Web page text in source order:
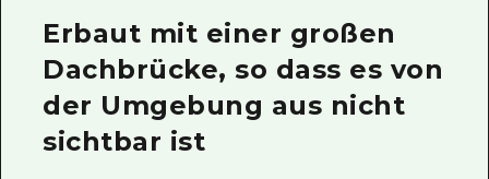
Erbaut mit einer großen
Dachbrücke, so dass es von
der Umgebung aus nicht
sichtbar ist